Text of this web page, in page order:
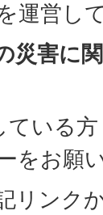
運営し
災害に
ている
をお願
リンク